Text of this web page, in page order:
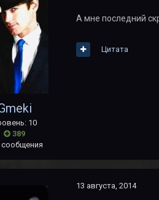
10
389
сообщения
А мне последний
Цитата
13 августа, 2014